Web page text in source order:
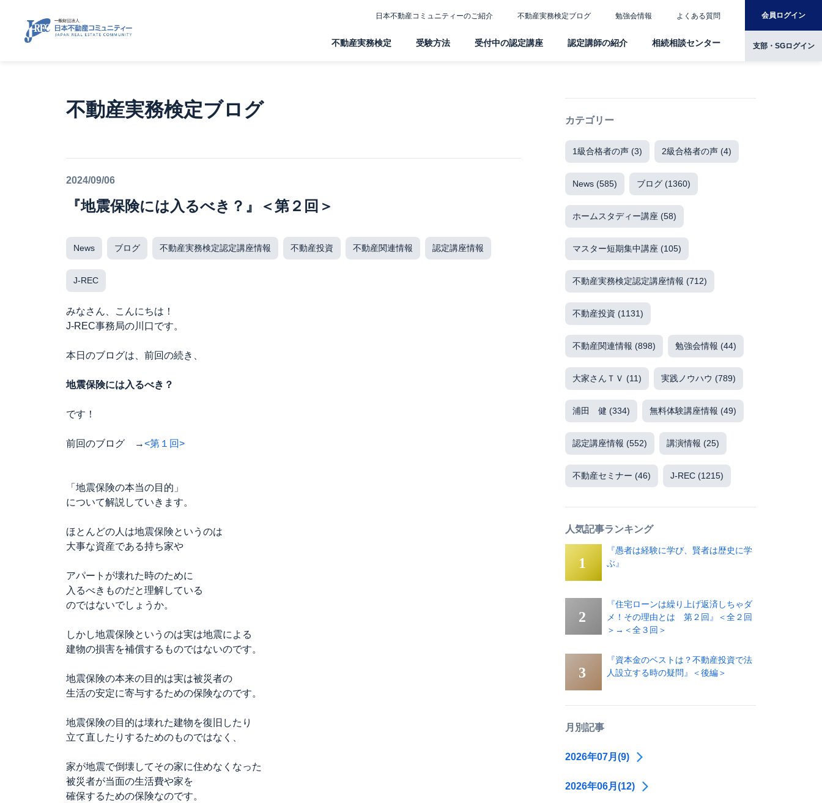
日本不動産コミュニティーのご紹介 不動産実務検定ブログ 勉強会情報 よくある質問 会員ログイン
不動産実務検定 受験方法 受付中の認定講座 認定講師の紹介 相続相談センター 支部・SGログイン
不動産実務検定ブログ
2024/09/06
『地震保険には入るべき？』＜第２回＞
News ブログ 不動産実務検定認定講座情報 不動産投資 不動産関連情報 認定講座情報
J-REC
みなさん、こんにちは！
J-REC事務局の川口です。
本日のブログは、前回の続き、
地震保険には入るべき？
です！
前回のブログ →<第１回>
「地震保険の本当の目的」
について解説していきます。
ほとんどの人は地震保険というのは
大事な資産である持ち家や
アパートが壊れた時のために
入るべきものだと理解している
のではないでしょうか。
しかし地震保険というのは実は地震による
建物の損害を補償するものではないのです。
地震保険の本来の目的は実は被災者の
生活の安定に寄与するための保険なのです。
地震保険の目的は壊れた建物を復旧したり
立て直したりするためのものではなく、
家が地震で倒壊してその家に住めなくなった
被災者が当面の生活費や家を
確保するための保険なのです。
カテゴリー
1級合格者の声 (3) 2級合格者の声 (4)
News (585) ブログ (1360)
ホームスタディー講座 (58)
マスター短期集中講座 (105)
不動産実務検定認定講座情報 (712)
不動産投資 (1131)
不動産関連情報 (898) 勉強会情報 (44)
大家さんＴＶ (11) 実践ノウハウ (789)
浦田 健 (334) 無料体験講座情報 (49)
認定講座情報 (552) 講演情報 (25)
不動産セミナー (46) J-REC (1215)
人気記事ランキング
『愚者は経験に学び、賢者は歴史に学
ぶ』
『住宅ローンは繰り上げ返済しちゃダ
メ！その理由とは 第２回』＜全２回
＞→＜全３回＞
『資本金のベストは？不動産投資で法
人設立する時の疑問』＜後編＞
月別記事
2026年07月(9)
2026年06月(12)